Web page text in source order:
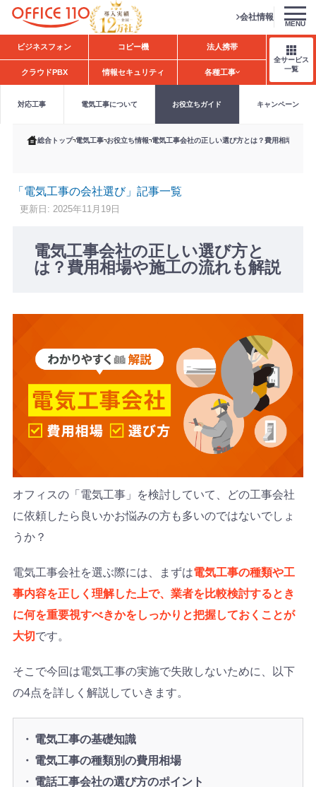
H
o
会社情報
MENU
ビジネスフォン コピー機 法人携帯
クラウドPBX 情報セキュリティ 各種工事
全サービス
一覧
対応工事 電気工事について お役立ちガイド キャンペーン
総合トップ 電気工事 お役立ち情報 電気工事会社の正しい選び方とは？費用相場や施工
「電気工事の会社選び」記事一覧
更新日: 2025年11月19日
電気工事会社の正しい選び方と
は？費用相場や施工の流れも解説
オフィスの「電気工事」を検討していて、どの工事会社
に依頼したら良いかお悩みの方も多いのではないでしょ
うか？
電気工事会社を選ぶ際には、まずは電気工事の種類や工
事内容を正しく理解した上で、業者を比較検討するとき
に何を重要視すべきかをしっかりと把握しておくことが
大切 です。
そこで今回は電気工事の実施で失敗しないために、以下
の4点を詳しく解説していきます。
電気工事の基礎知識
電気工事の種類別の費用相場
電話工事会社の選び方のポイント